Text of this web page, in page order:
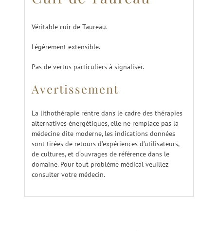
Véritable cuir de Taureau.
Légèrement extensible.
Pas de vertus particuliers à signaliser.
Avertissement
La lithothérapie rentre dans le cadre des thérapies
alternatives énergétiques, elle ne remplace pas la
médecine dite moderne, les indications données
sont tirées de retours d’expériences d’utilisateurs,
de cultures, et d’ouvrages de référence dans le
domaine. Pour tout problème médical veuillez
consulter votre médecin.